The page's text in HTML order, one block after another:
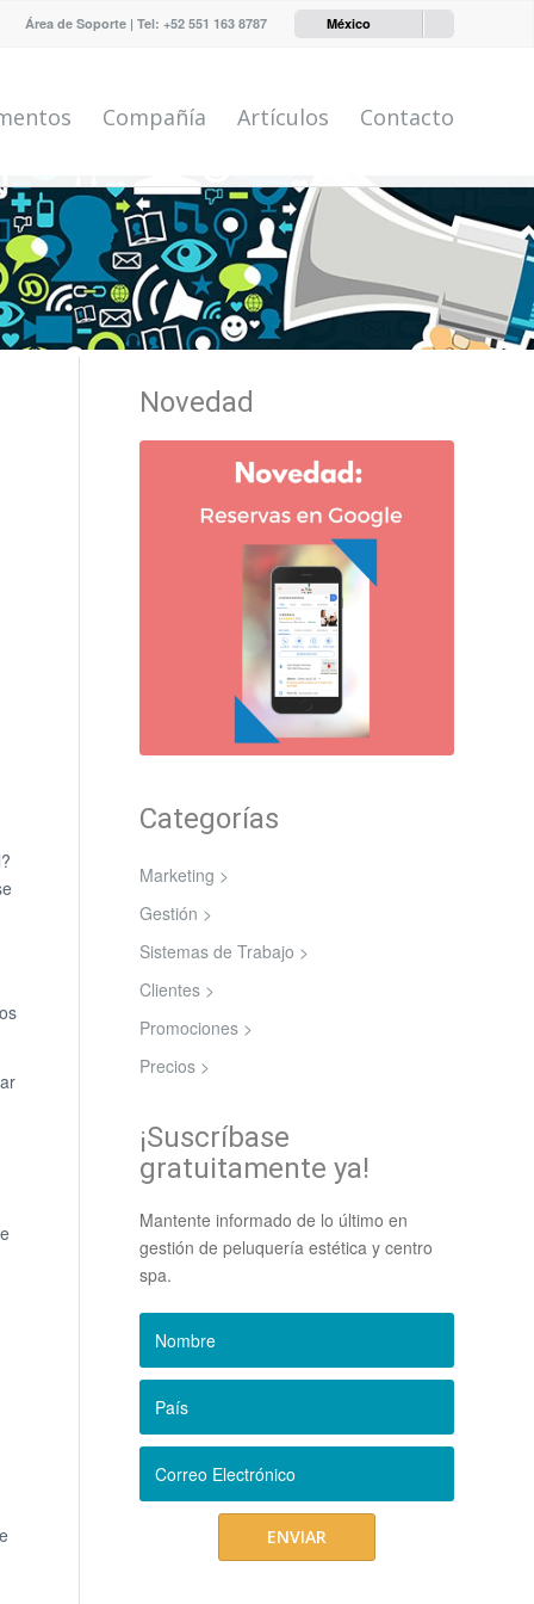
Área de Soporte | Tel: +52 551 163 8787 México
Compañía Artículos Contacto
Novedad
Categorías
Marketing >
Gestión >
Sistemas de Trabajo >
Clientes >
Promociones >
Precios >
¡Suscríbase
gratuitamente ya!
Mantente informado de lo último en
gestión de peluquería estética y centro
spa.